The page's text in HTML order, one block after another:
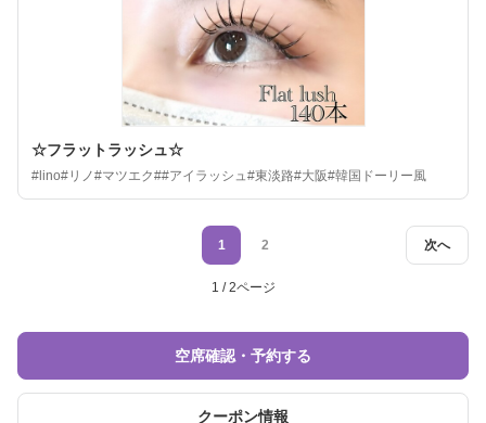
☆フラットラッシュ☆
#lino#リノ#マツエク##アイラッシュ#東淡路#大阪#韓国ドーリー風
次へ
1 2
1 / 2ページ
空席確認・予約する
クーポン情報